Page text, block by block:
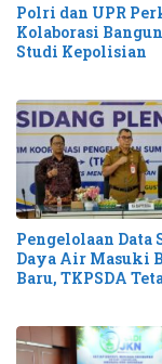
Polri dan UPR
Kolaborasi
Studi Kepolisian
Pengelolaan Data
Daya Air Masuki
Baru, TKPSDA